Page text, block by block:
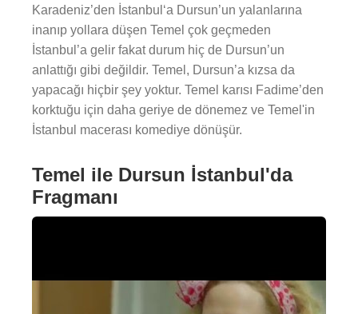
Karadeniz’den İstanbul‘a Dursun’un yalanlarına
inanıp yollara düşen Temel çok geçmeden
İstanbul’a gelir fakat durum hiç de Dursun’un
anlattığı gibi değildir. Temel, Dursun’a kızsa da
yapacağı hiçbir şey yoktur. Temel karısı Fadime’den
korktuğu için daha geriye de dönemez ve Temel'in
İstanbul macerası komediye dönüşür.
Temel ile Dursun İstanbul'da
Fragmanı